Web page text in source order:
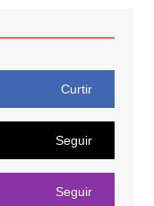
Curtir
Seguir
Seguir